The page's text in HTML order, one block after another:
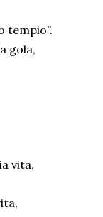
tempio”.
gola,
vita,